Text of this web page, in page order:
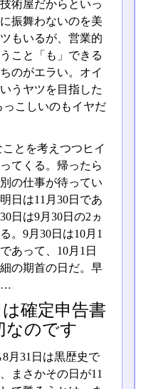
術屋だからといっ
振舞わないのを美
もいるが、営業的
こと「も」できる
のがエラい。オイ
うヤツを目指した
っこしいのもイヤだ
ことを考えつつヒイ
てくる。帰ったら
の仕事が待ってい
日は11月30日であ
日は9月30日の2ヵ
。9月30日は10月1
あって、10月1日
の期首の日だ。早
確定申告書
なのです
月31日は黒歴史で
まさかその日が11